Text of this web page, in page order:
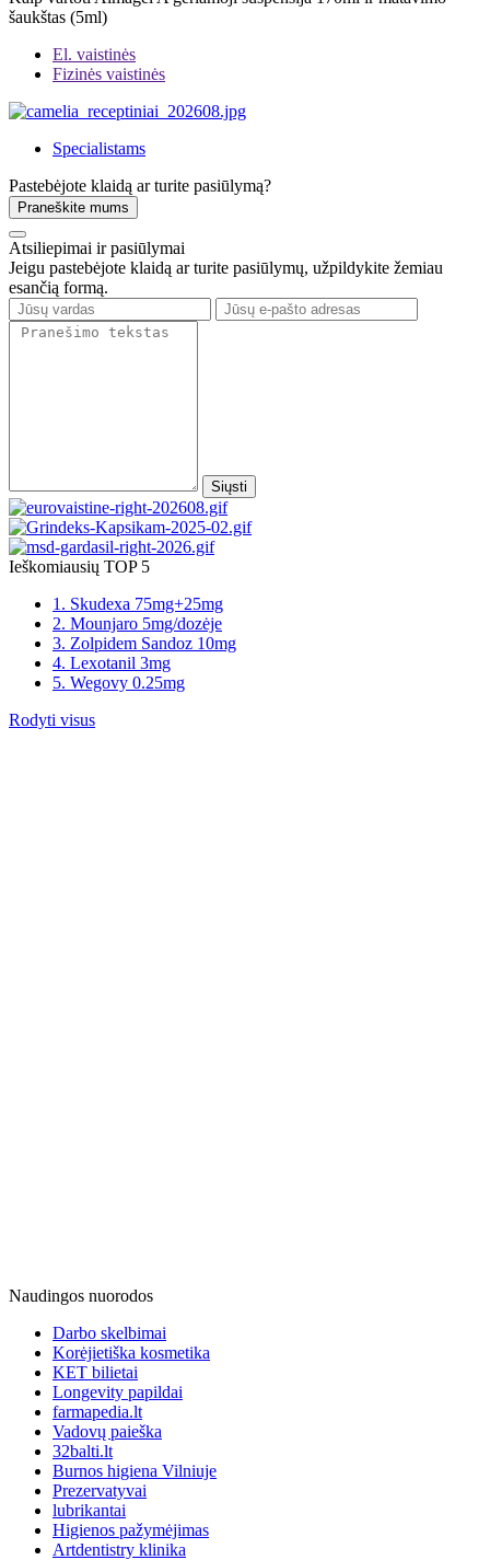
šaukštas (5ml)
El. vaistinės
Fizinės vaistinės
Specialistams
Pastebėjote klaidą ar turite pasiūlymą?
Praneškite mums
Atsiliepimai ir pasiūlymai
Jeigu pastebėjote klaidą ar turite pasiūlymų, užpildykite žemiau
esančią formą.
Siųsti
Ieškomiausių TOP 5
1. Skudexa 75mg+25mg
2. Mounjaro 5mg/dozėje
3. Zolpidem Sandoz 10mg
4. Lexotanil 3mg
5. Wegovy 0.25mg
Rodyti visus
Naudingos nuorodos
Darbo skelbimai
Korėjietiška kosmetika
KET bilietai
Longevity papildai
farmapedia.lt
Vadovų paieška
32balti.lt
Burnos higiena Vilniuje
Prezervatyvai
lubrikantai
Higienos pažymėjimas
Artdentistry klinika